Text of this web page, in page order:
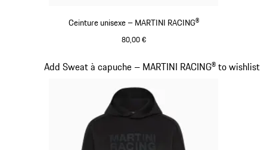
Ceinture unisexe – MARTINI RACING®
80,00 €
Add Sweat à capuche – MARTINI RACING® to wishlist
Diapositive 13 sur 20